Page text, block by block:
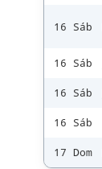
16 Sáb
16 Sáb
16 Sáb
16 Sáb
17 Dom